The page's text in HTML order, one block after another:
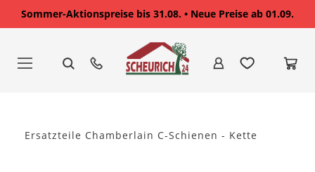
Sommer-Aktionspreise bis 31.08. • Neue Preise ab 01.09.
springen
Ersatzteile Chamberlain C-Schienen - Kette